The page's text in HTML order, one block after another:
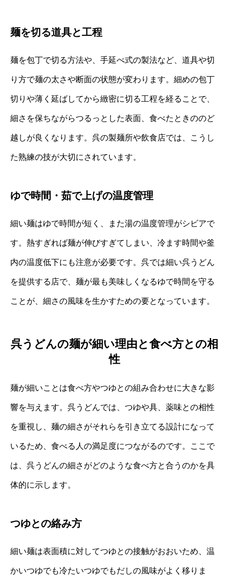
麺を切る道具と工程
麺を包丁で切る方法や、手延べ式の製法など、道具や切
り方で麺の太さや断面の状態が変わります。細めの包丁
切りや薄く延ばしてから緻密に切る工程を経ることで、
細さを保ちながらつるっとした表面、食べたときののど
越しが良くなります。呉の製麺所や飲食店では、こうし
た熟練の技が大切にされています。
ゆで時間・茹で上げの温度管理
細い麺はゆで時間が短く、また湯の温度管理がシビアで
す。熱すぎれば麺が伸びすぎてしまい、冷ます時間や釜
内の温度低下にも注意が必要です。呉では細い呉うどん
を提供する店で、麺が最も美味しくなるゆで時間を守る
ことが、細さの風味を生かすための要となっています。
呉うどんの麺が細い理由と食べ方との相
性
麺が細いことは食べ方やつゆとの組み合わせに大きな影
響を与えます。呉うどんでは、つゆや具、薬味との相性
を重視し、麺の細さがそれらを引き立てる設計になって
いるため、食べる人の満足度につながるのです。ここで
は、呉うどんの細さがどのような食べ方と合うのかを具
体的に示します。
つゆとの絡み方
細い麺は表面積に対してつゆとの接触がおおいため、温
かいつゆでも冷たいつゆでもだしの風味がよく移りま